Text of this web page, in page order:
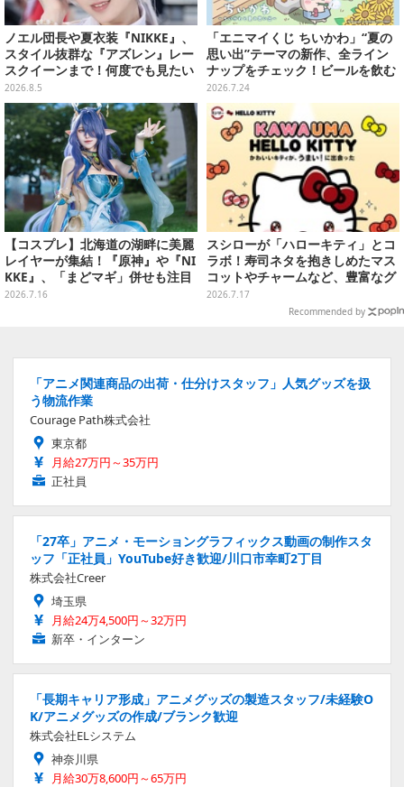
ノエル団長や夏衣装『NIKKE』、
スタイル抜群な『アズレン』レー
スクイーンまで！何度でも見たい
「コミケ106」美女レイヤー【プ
レイバック】
2026.8.5
「エニマイくじ ちいかわ」“夏の
思い出”テーマの新作、全ライン
ナップをチェック！ビールを飲む
「くりまんじゅう」ぬいぐるみな
ど
2026.7.24
【コスプレ】北海道の湖畔に美麗
レイヤーが集結！『原神』や『NI
KKE』、「まどマギ」併せも注目
の美女たち11選【写真51枚】
2026.7.16
スシローが「ハローキティ」とコ
ラボ！寿司ネタを抱きしめたマス
コットやチャームなど、豊富なグ
ッズ付きメニューを展開
2026.7.17
Recommended by
「アニメ関連商品の出荷・仕分けスタッフ」人気グッズを扱
う物流作業
Courage Path株式会社
東京都
月給27万円～35万円
正社員
「27卒」アニメ・モーショングラフィックス動画の制作スタ
ッフ「正社員」YouTube好き歓迎/川口市幸町2丁目
株式会社Creer
埼玉県
月給24万4,500円～32万円
新卒・インターン
「長期キャリア形成」アニメグッズの製造スタッフ/未経験O
K/アニメグッズの作成/ブランク歓迎
株式会社ELシステム
神奈川県
月給30万8,600円～65万円